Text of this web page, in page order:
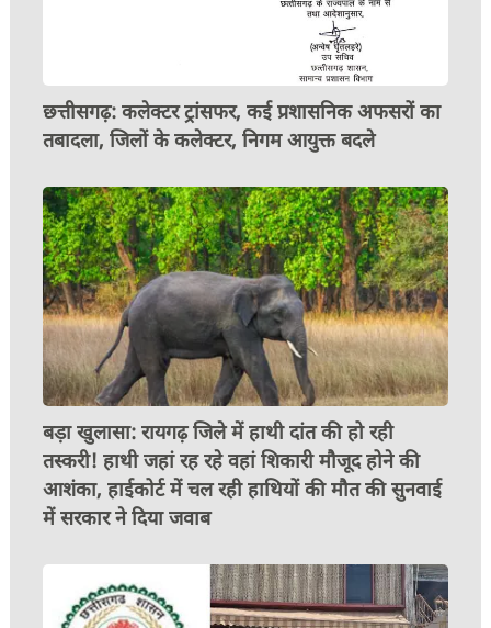
छत्तीसगढ़: कलेक्टर ट्रांसफर, कई प्रशासनिक अफसरों का
तबादला, जिलों के कलेक्टर, निगम आयुक्त बदले
बड़ा खुलासा: रायगढ़ जिले में हाथी दांत की हो रही
तस्करी! हाथी जहां रह रहे वहां शिकारी मौजूद होने की
आशंका, हाईकोर्ट में चल रही हाथियों की मौत की सुनवाई
में सरकार ने दिया जवाब